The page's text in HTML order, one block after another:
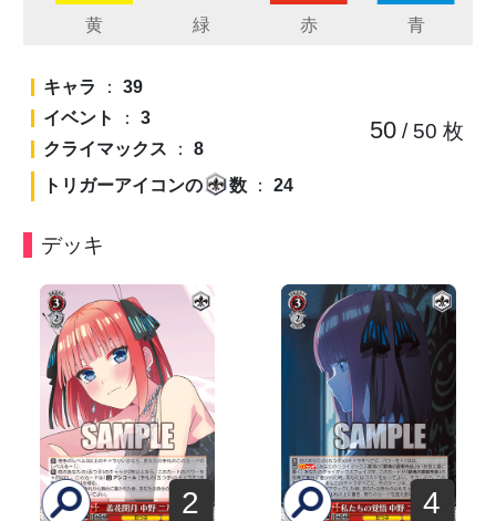
キャラ ： 39
イベント
： 3
クライマックス ： 8
トリガーアイコンの
数 ： 24
50/ 50 枚
デッキ
2 4